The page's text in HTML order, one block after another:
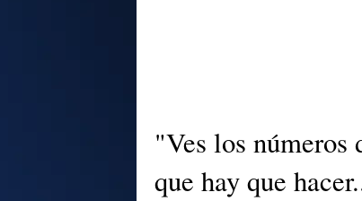
"Ves los
que hay que